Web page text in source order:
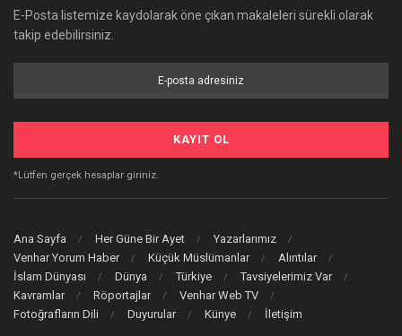
E-Posta listemize kaydolarak öne çıkan makaleleri sürekli olarak
takip edebilirsiniz.
*Lütfen gerçek hesaplar giriniz.
Ana Sayfa Her Güne Bir Ayet
Yazarlarımız
Venhar Yorum Haber
Küçük Müslümanlar
Alıntılar
İslam Dünyası
Dünya Türkiye
Tavsiyelerimiz Var
Kavramlar
Röportajlar
Venhar Web TV
Fotoğrafların Dili
Duyurular Künye İletişim